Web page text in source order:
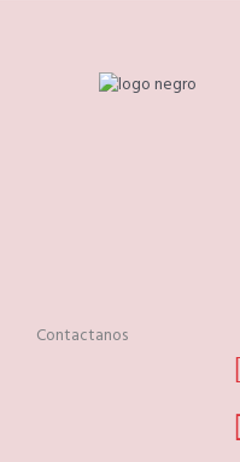
Contactanos